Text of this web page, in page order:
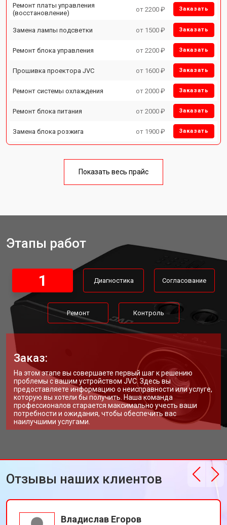
Ремонт платы управления
(восстановление)
от 2200 ₽ Заказать
Замена лампы подсветки от 1500 ₽ Заказать
Ремонт блока управления от 2200 ₽ Заказать
Прошивка проектора JVC от 1600 ₽ Заказать
Ремонт системы охлаждения от 2000 ₽ Заказать
Ремонт блока питания от 2000 ₽ Заказать
Замена блока розжига от 1900 ₽ Заказать
Показать весь прайс
Этапы работ
1 Диагностика Согласование
Ремонт Контроль
Заказ:
На этом этапе вы совершаете первый шаг к решению
проблемы с вашим устройством JVC. Здесь вы
предоставляете информацию о неисправности или услуге,
которую вы хотели бы получить. Наша команда
профессионалов старается максимально учесть ваши
потребности и ожидания, чтобы обеспечить вас
наилучшими услугами.
Отзывы наших клиентов
Владислав Егоров